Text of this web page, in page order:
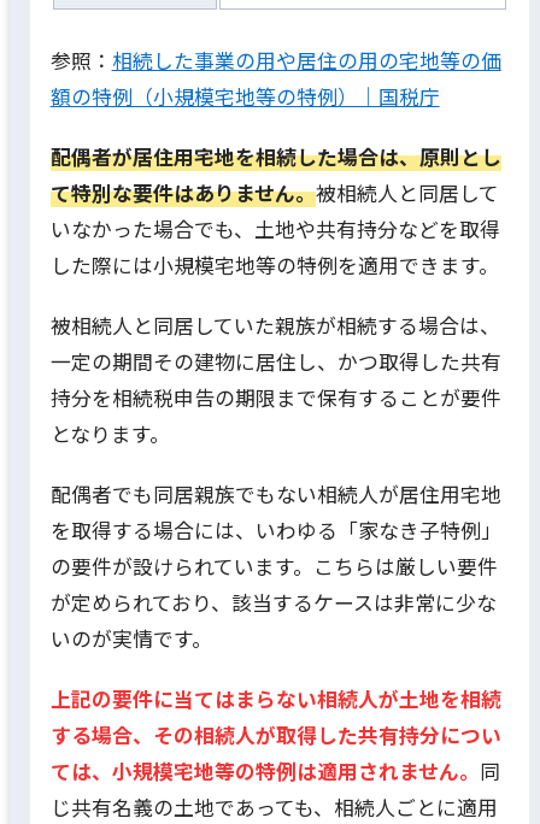
参照： 相続した事業の用や居住の用の宅地等の価
額の特例（小規模宅地等の特例）｜国税庁
配偶者が居住用宅地を相続した場合は、原則とし
て特別な要件はありません。被相続人と同居して
いなかった場合でも、土地や共有持分などを取得
した際には小規模宅地等の特例を適用できます。
被相続人と同居していた親族が相続する場合は、
一定の期間その建物に居住し、かつ取得した共有
持分を相続税申告の期限まで保有することが要件
となります。
配偶者でも同居親族でもない相続人が居住用宅地
を取得する場合には、いわゆる「家なき子特例」
の要件が設けられています。こちらは厳しい要件
が定められており、該当するケースは非常に少な
いのが実情です。
上記の要件に当てはまらない相続人が土地を相続
する場合、その相続人が取得した共有持分につい
ては、小規模宅地等の特例は適用されません。 同
じ共有名義の土地であっても、相続人ごとに適用